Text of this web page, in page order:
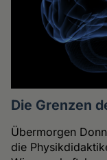
Die Grenzen
Übermorgen
die